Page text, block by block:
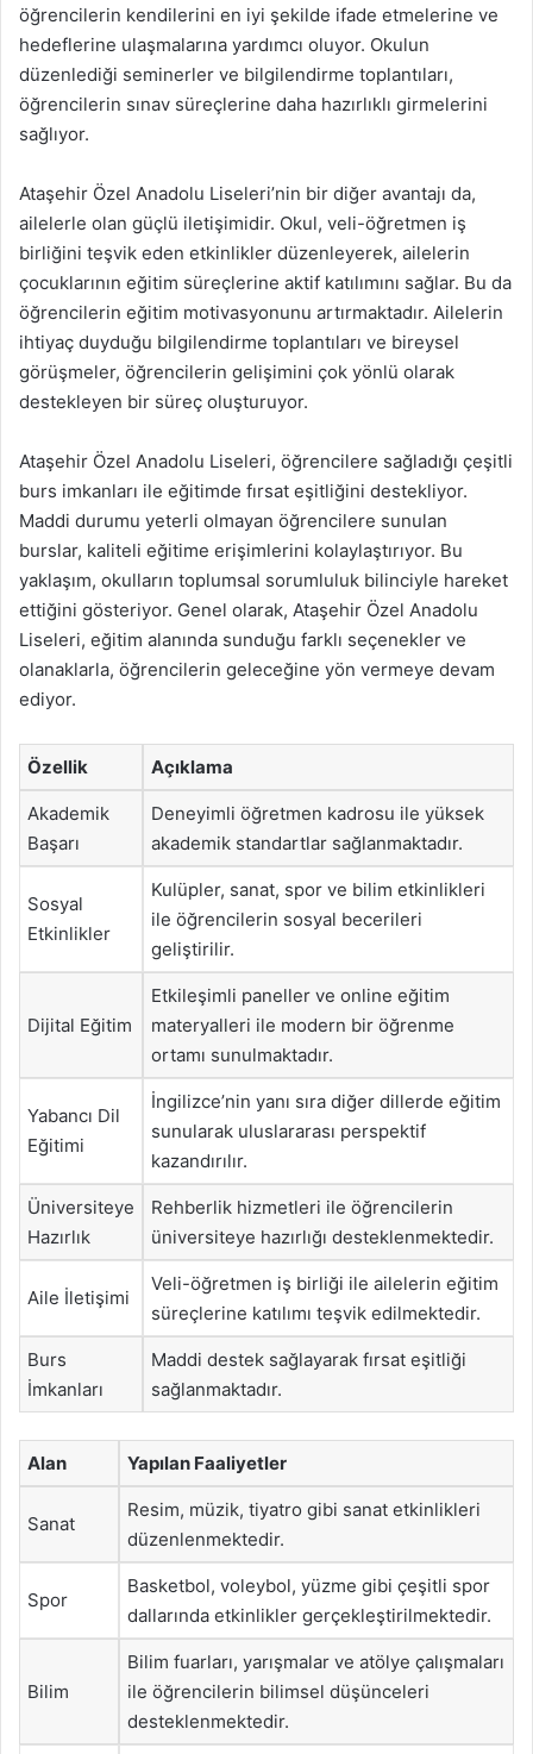
öğrencilerin kendilerini en iyi şekilde ifade etmelerine ve
hedeflerine ulaşmalarına yardımcı oluyor. Okulun
düzenlediği seminerler ve bilgilendirme toplantıları,
öğrencilerin sınav süreçlerine daha hazırlıklı girmelerini
sağlıyor.
Ataşehir Özel Anadolu Liseleri’nin bir diğer avantajı da,
ailelerle olan güçlü iletişimidir. Okul, veli-öğretmen iş
birliğini teşvik eden etkinlikler düzenleyerek, ailelerin
çocuklarının eğitim süreçlerine aktif katılımını sağlar. Bu da
öğrencilerin eğitim motivasyonunu artırmaktadır. Ailelerin
ihtiyaç duyduğu bilgilendirme toplantıları ve bireysel
görüşmeler, öğrencilerin gelişimini çok yönlü olarak
destekleyen bir süreç oluşturuyor.
Ataşehir Özel Anadolu Liseleri, öğrencilere sağladığı çeşitli
burs imkanları ile eğitimde fırsat eşitliğini destekliyor.
Maddi durumu yeterli olmayan öğrencilere sunulan
burslar, kaliteli eğitime erişimlerini kolaylaştırıyor. Bu
yaklaşım, okulların toplumsal sorumluluk bilinciyle hareket
ettiğini gösteriyor. Genel olarak, Ataşehir Özel Anadolu
Liseleri, eğitim alanında sunduğu farklı seçenekler ve
olanaklarla, öğrencilerin geleceğine yön vermeye devam
ediyor.
Özellik Açıklama
Akademik
Başarı
Deneyimli öğretmen kadrosu ile yüksek
akademik standartlar sağlanmaktadır.
Sosyal
Etkinlikler
Kulüpler, sanat, spor ve bilim etkinlikleri
ile öğrencilerin sosyal becerileri
geliştirilir.
Dijital Eğitim
Etkileşimli paneller ve online eğitim
materyalleri ile modern bir öğrenme
ortamı sunulmaktadır.
Yabancı Dil
Eğitimi
İngilizce’nin yanı sıra diğer dillerde eğitim
sunularak uluslararası perspektif
kazandırılır.
Üniversiteye
Hazırlık
Rehberlik hizmetleri ile öğrencilerin
üniversiteye hazırlığı desteklenmektedir.
Aile İletişimi
Veli-öğretmen iş birliği ile ailelerin eğitim
süreçlerine katılımı teşvik edilmektedir.
Burs
İmkanları
Maddi destek sağlayarak fırsat eşitliği
sağlanmaktadır.
Alan Yapılan Faaliyetler
Sanat
Resim, müzik, tiyatro gibi sanat etkinlikleri
düzenlenmektedir.
Spor
Basketbol, voleybol, yüzme gibi çeşitli spor
dallarında etkinlikler gerçekleştirilmektedir.
Bilim
Bilim fuarları, yarışmalar ve atölye çalışmaları
ile öğrencilerin bilimsel düşünceleri
desteklenmektedir.